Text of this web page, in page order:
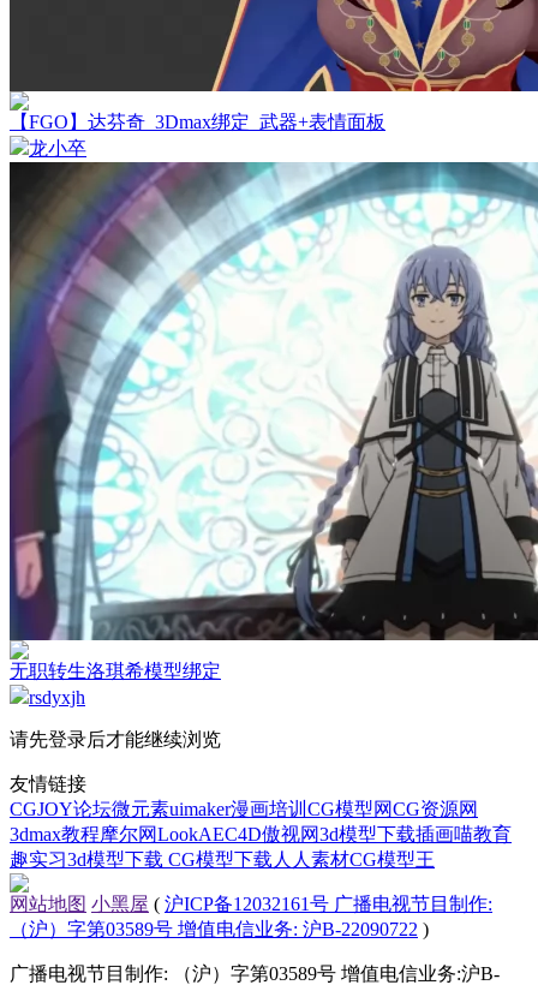
【FGO】达芬奇_3Dmax绑定_武器+表情面板
龙小卒
无职转生洛琪希模型绑定
rsdyxjh
请先登录后才能继续浏览
友情链接
CGJOY论坛微元素uimaker漫画培训 CG模型网CG资源网
3dmax教程摩尔网LookAEC4D傲视网3d模型下载插画喵教育
趣实习3d模型下载 CG模型下载 人人素材CG模型王
网站地图 小黑屋 ( 沪ICP备12032161号 广播电视节目制作:
（沪）字第03589号 增值电信业务: 沪B-22090722 )
广播电视节目制作: （沪）字第03589号 增值电信业务:沪B-